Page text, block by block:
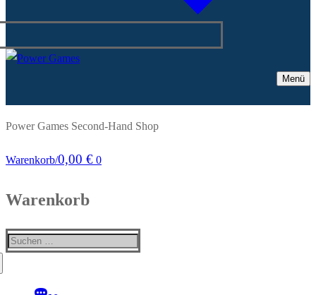
Menü
Power Games Second-Hand Shop
Warenkorb/0,00 € 0
Warenkorb
Suchen